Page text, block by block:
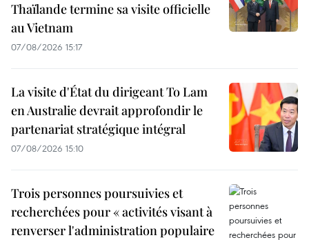
Thaïlande termine sa visite officielle
au Vietnam
07/08/2026 15:17
La visite d'État du dirigeant To Lam
en Australie devrait approfondir le
partenariat stratégique intégral
07/08/2026 15:10
Trois personnes poursuivies et
recherchées pour « activités visant à
renverser l'administration populaire